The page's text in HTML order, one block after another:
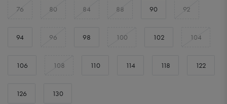
76 80 84 88 90 92
94 96 98 100 102 104
106 108 110 114 118 122
126 130